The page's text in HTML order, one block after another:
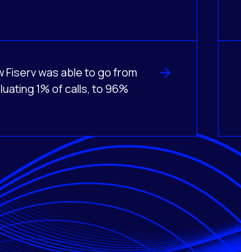
Fiserv was able to go from
1% of calls, to 96%